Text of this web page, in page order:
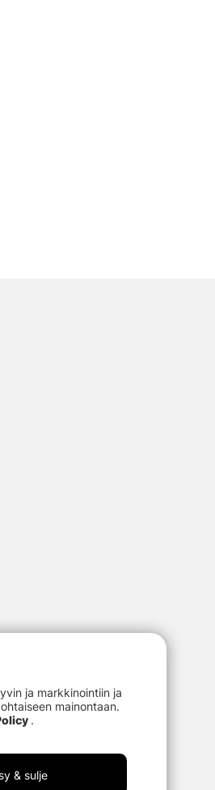
ja markkinointiin ja
mainontaan.
.
& sulje